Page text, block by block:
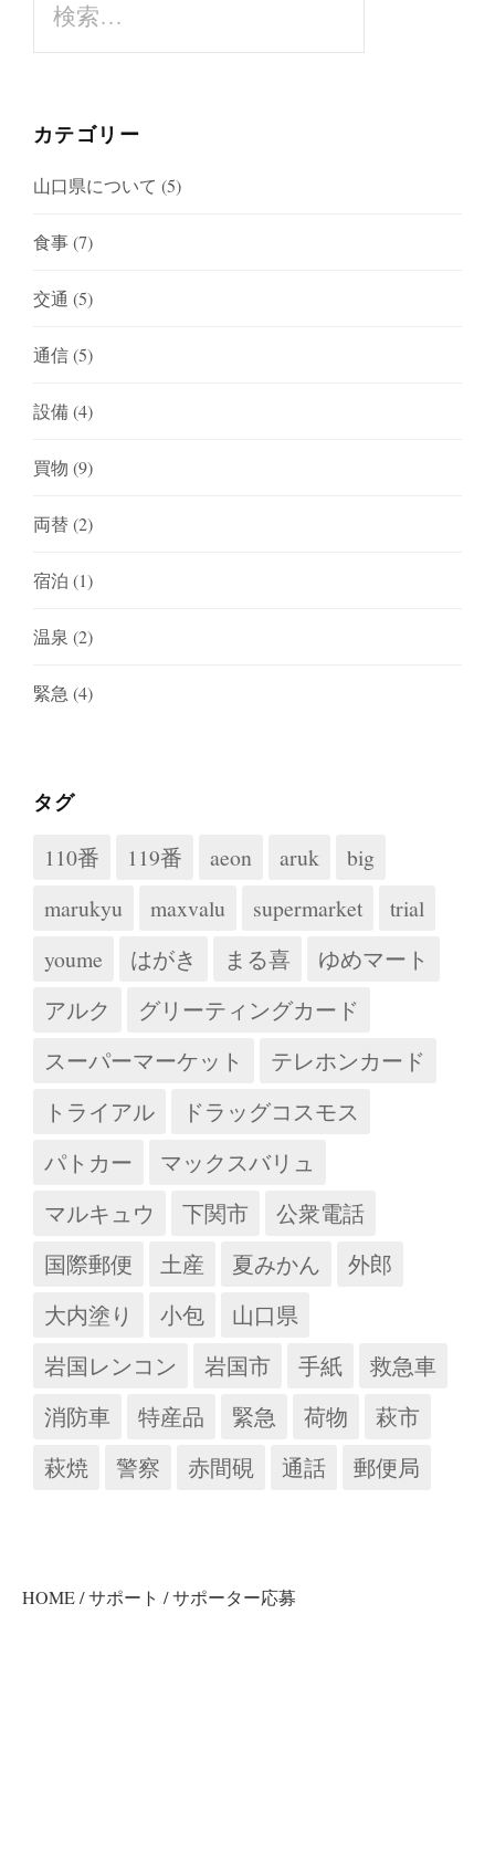
カテゴリー
山口県について (5)
食事(7)
交通 (5)
通信(5)
設備(4)
買物 (9)
両替(2)
宿泊 (1)
温泉 (2)
緊急(4)
タグ
110番
119番 aeon aruk
big
marukyu
maxvalu supermarket
trial
youme
はがき まる喜
ゆめマート
アルク
グリーティングカード
スーパーマーケット
テレホンカード
トライアル
ドラッグコスモス
パトカー
マックスバリュ
マルキュウ
下関市
公衆電話
国際郵便
土産 夏みかん
外郎
大内塗り
小包
山口県
岩国レンコン
岩国市 手紙
救急車
消防車
特産品 緊急 荷物
萩市
萩焼
警察 赤間硯 通話 郵便局
HOME/サポート /サポーター応募